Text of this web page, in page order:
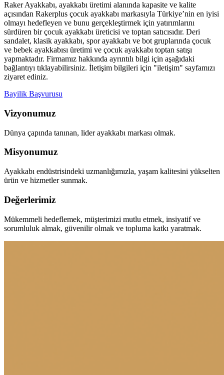
Raker Ayakkabı, ayakkabı üretimi alanında kapasite ve kalite
açısından Rakerplus çocuk ayakkabı markasıyla Türkiye’nin en iyisi
olmayı hedefleyen ve bunu gerçekleştirmek için yatırımlarını
sürdüren bir çocuk ayakkabı üreticisi ve toptan satıcısıdır. Deri
sandalet, klasik ayakkabı, spor ayakkabı ve bot gruplarında çocuk
ve bebek ayakkabısı üretimi ve çocuk ayakkabı toptan satışı
yapmaktadır. Firmamız hakkında ayrıntılı bilgi için aşağıdaki
bağlantıyı tıklayabilirsiniz. İletişim bilgileri için "iletişim" sayfamızı
ziyaret ediniz.
Bayilik Başvurusu
Vizyonumuz
Dünya çapında tanınan, lider ayakkabı markası olmak.
Misyonumuz
Ayakkabı endüstrisindeki uzmanlığımızla, yaşam kalitesini yükselten
ürün ve hizmetler sunmak.
Değerlerimiz
Mükemmeli hedeflemek, müşterimizi mutlu etmek, insiyatif ve
sorumluluk almak, güvenilir olmak ve topluma katkı yaratmak.